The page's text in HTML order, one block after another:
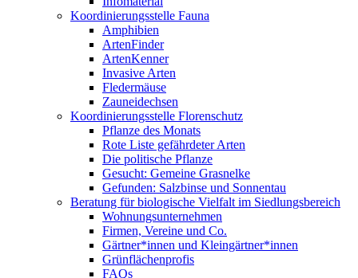
Koordinierungsstelle Fauna
Amphibien
ArtenFinder
ArtenKenner
Invasive Arten
Fledermäuse
Zauneidechsen
Koordinierungsstelle Florenschutz
Pflanze des Monats
Rote Liste gefährdeter Arten
Die politische Pflanze
Gesucht: Gemeine Grasnelke
Gefunden: Salzbinse und Sonnentau
Beratung für biologische Vielfalt im Siedlungsbereich
Wohnungsunternehmen
Firmen, Vereine und Co.
Gärtner*innen und Kleingärtner*innen
Grünflächenprofis
FAQs